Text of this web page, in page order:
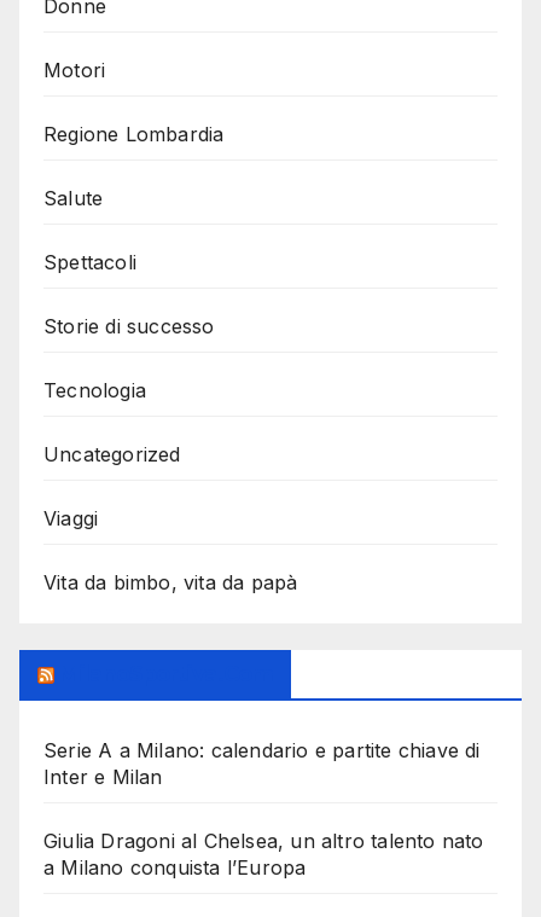
Donne
Motori
Regione Lombardia
Salute
Spettacoli
Storie di successo
Tecnologia
Uncategorized
Viaggi
Vita da bimbo, vita da papà
Serie A a Milano: calendario e partite chiave di
Inter e Milan
Giulia Dragoni al Chelsea, un altro talento nato
a Milano conquista l’Europa